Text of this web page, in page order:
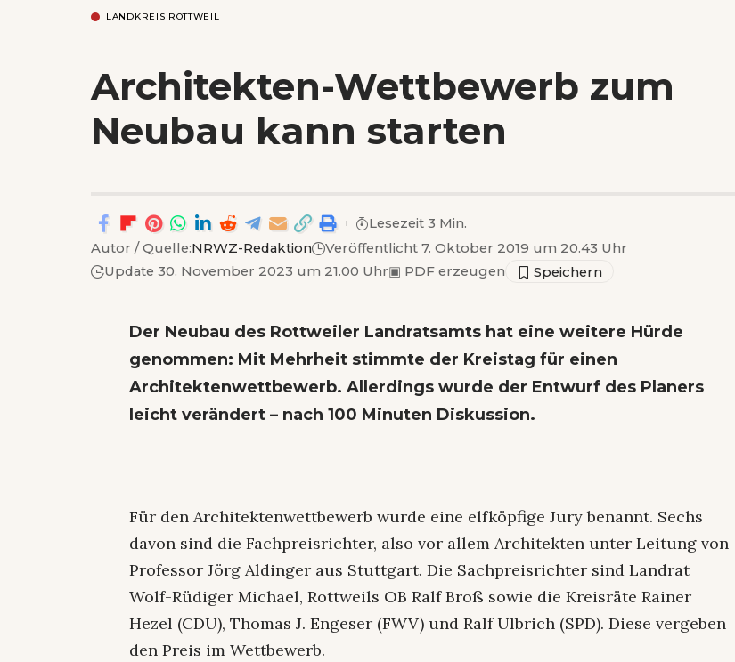
LANDKREIS ROTTWEIL
Architekten-Wettbewerb zum
Neubau kann starten
Autor / Quelle:NRWZ-Redaktion
Veröffentlicht 7. Oktober 2019 um 20.43 Uhr
Update 30. November 2023 um 21.00 Uhr▣ PDF erzeugen
Lesezeit 3 Min.
Der Neubau des Rottweiler Landratsamts hat eine weitere Hürde
genommen: Mit Mehrheit stimmte der Kreistag für einen
Architektenwettbewerb. Allerdings wurde der Entwurf des Planers
leicht verändert – nach 100 Minuten Diskussion.
Für den Architektenwettbewerb wurde eine elfköpfige Jury benannt. Sechs
davon sind die Fachpreisrichter, also vor allem Architekten unter Leitung von
Professor Jörg Aldinger aus Stuttgart. Die Sachpreisrichter sind Landrat
Wolf-Rüdiger Michael, Rottweils OB Ralf Broß sowie die Kreisräte Rainer
Hezel (CDU), Thomas J. Engeser (FWV) und Ralf Ulbrich (SPD). Diese vergeben
den Preis im Wettbewerb.